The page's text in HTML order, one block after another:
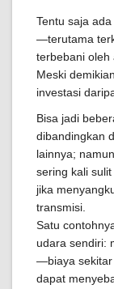
Tentu saja
—terutama
terbebani oleh
Meski
investasi
Bisa jadi
dibandingkan
lainnya;
sering kali
jika
transmisi.
Satu
udara sendiri:
—biaya sekitar
dapat